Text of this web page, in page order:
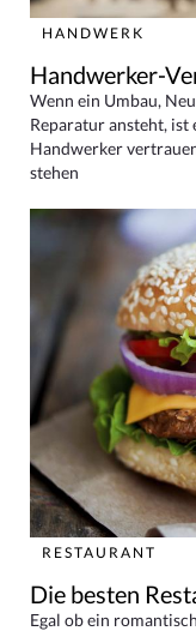
HANDWERK
Handwerker-
Wenn ein Umbau,
Reparatur ansteht, ist
Handwerker
stehen
RESTAURANT
Die besten
Egal ob ein